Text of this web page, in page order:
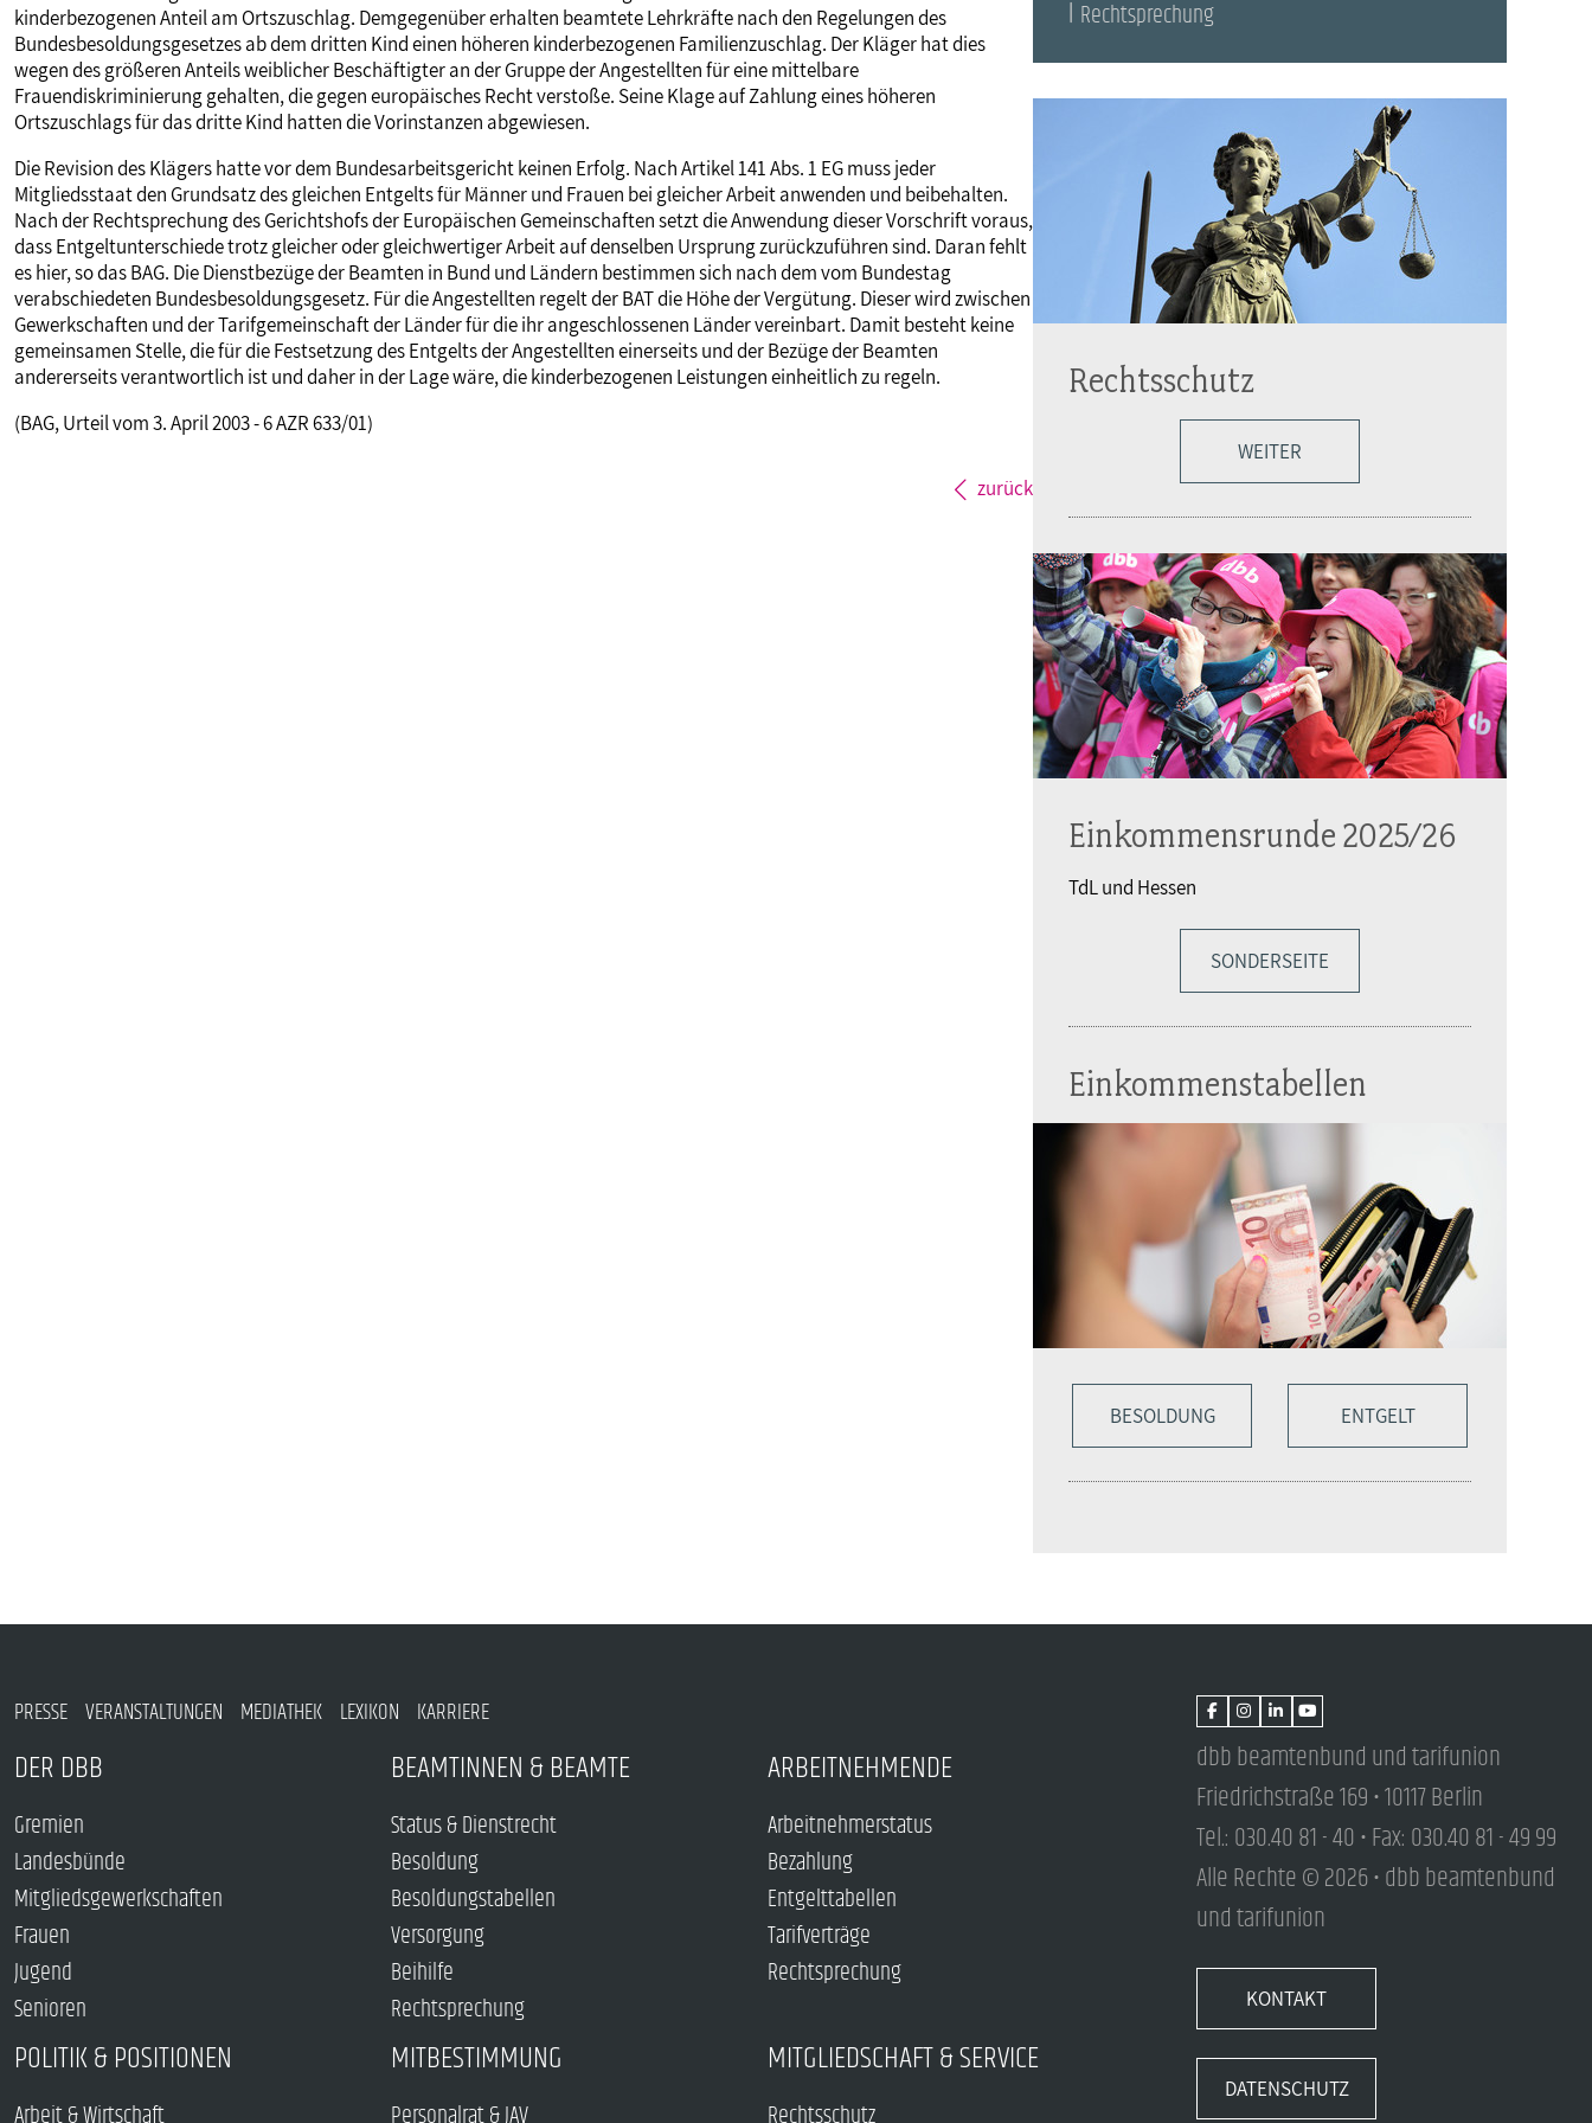
Frauen
Senioren
Versorgung
Rechtsprechung
Tarifverträge
Rechtsprechung
Bildung
MITBESTIMMUNG
MITGLIEDSCHAFT & SERVICE
Akademie
kinderbezogenen Anteil am Ortszuschlag. Demgegenüber erhalten beamtete Lehrkräfte nach den Regelungen des
Bundesbesoldungsgesetzes ab dem dritten Kind einen höheren kinderbezogenen Familienzuschlag. Der Kläger hat dies
wegen des größeren Anteils weiblicher Beschäftigter an der Gruppe der Angestellten für eine mittelbare
Frauendiskriminierung gehalten, die gegen europäisches Recht verstoße. Seine Klage auf Zahlung eines höheren
Ortszuschlags für das dritte Kind hatten die Vorinstanzen abgewiesen.
Die Revision des Klägers hatte vor dem Bundesarbeitsgericht keinen Erfolg. Nach Artikel 141 Abs. 1 EG muss jeder
Mitgliedsstaat den Grundsatz des gleichen Entgelts für Männer und Frauen bei gleicher Arbeit anwenden und beibehalten.
Nach der Rechtsprechung des Gerichtshofs der Europäischen Gemeinschaften setzt die Anwendung dieser Vorschrift voraus,
dass Entgeltunterschiede trotz gleicher oder gleichwertiger Arbeit auf denselben Ursprung zurückzuführen sind. Daran fehlt
es hier, so das BAG. Die Dienstbezüge der Beamten in Bund und Ländern bestimmen sich nach dem vom Bundestag
verabschiedeten Bundesbesoldungsgesetz. Für die Angestellten regelt der BAT die Höhe der Vergütung. Dieser wird zwischen
Gewerkschaften und der Tarifgemeinschaft der Länder für die ihr angeschlossenen Länder vereinbart. Damit besteht keine
gemeinsamen Stelle, die für die Festsetzung des Entgelts der Angestellten einerseits und der Bezüge der Beamten
andererseits verantwortlich ist und daher in der Lage wäre, die kinderbezogenen Leistungen einheitlich zu regeln.
(BAG, Urteil vom 3. April 2003 - 6 AZR 633/01)
zurück
Rechtsprechung
Rechtsschutz
WEITER
Einkommensrunde 2025/26
TdL und Hessen
SONDERSEITE
Einkommenstabellen
BESOLDUNG ENTGELT
PRESSE VERANSTALTUNGEN MEDIATHEK LEXIKON KARRIERE
DER DBB
Gremien
Landesbünde
Mitgliedsgewerkschaften
Frauen
Jugend
Senioren
BEAMTINNEN & BEAMTE
Status & Dienstrecht
Besoldung
Besoldungstabellen
Versorgung
Beihilfe
Rechtsprechung
ARBEITNEHMENDE
Arbeitnehmerstatus
Bezahlung
Entgelttabellen
Tarifverträge
Rechtsprechung
POLITIK & POSITIONEN MITBESTIMMUNG MITGLIEDSCHAFT & SERVICE
dbb beamtenbund und tarifunion
Friedrichstraße 169 • 10117 Berlin
Tel.: 030.40 81 - 40 • Fax: 030.40 81 - 49 99
Alle Rechte © 2026 • dbb beamtenbund
und tarifunion
KONTAKT
DATENSCHUTZ